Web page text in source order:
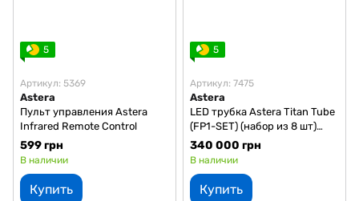
5
Артикул: 5369
Astera
Пульт управления Astera
Infrared Remote Control
599 грн
В наличии
Купить
5
Артикул: 7475
Astera
LED трубка Astera Titan Tube
(FP1-SET) (набор из 8 шт)
(100 см)
340 000 грн
В наличии
Купить